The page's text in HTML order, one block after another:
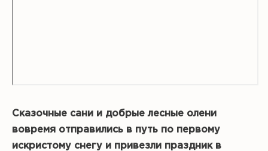
Сказочные сани и добрые лесные олени
вовремя отправились в путь по первому
искристому снегу и привезли праздник в